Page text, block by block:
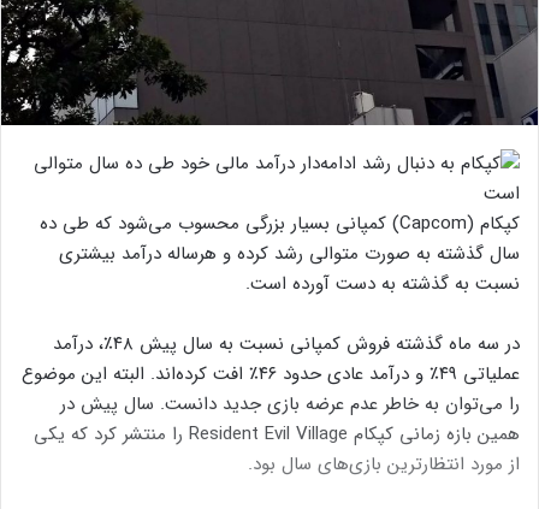
کپکام (Capcom) کمپانی بسیار بزرگی محسوب می‌شود که طی ده
سال گذشته به صورت متوالی رشد کرده و هرساله درآمد بیشتری
نسبت به گذشته به دست آورده است.
در سه ماه گذشته فروش کمپانی نسبت به سال پیش ۴۸٪، درآمد
عملیاتی ۴۹٪ و درآمد عادی حدود ۴۶٪ افت کرده‌اند. البته این موضوع
را می‌توان به خاطر عدم عرضه بازی جدید دانست. سال پیش در
همین بازه زمانی کپکام Resident Evil Village را منتشر کرد که یکی
از مورد انتظارترین بازی‌های سال بود.